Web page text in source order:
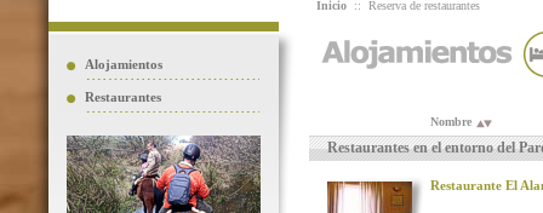
Alojamientos
Restaurantes
Inicio :: Reserva de restaurantes
Nombre
Restaurantes en el entorno del
Restaurante El